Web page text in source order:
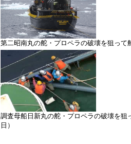
第二昭南丸の舵・プロペラの破壊を狙っ
調査母船日新丸の舵・プロペラの破壊を
日）